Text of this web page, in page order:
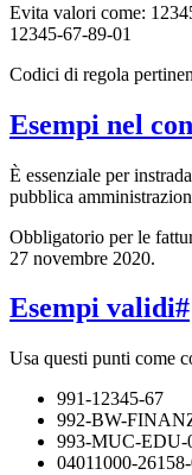
Evita valori come:
12345-67-89-01
Codici di regola
Esempi nel
È essenziale per
pubblica
Obbligatorio per le
27 novembre 2020.
Esempi validi#
Usa questi punti come
991-12345-67
992-BW-
993-MUC-EDU-
04011000-26158-